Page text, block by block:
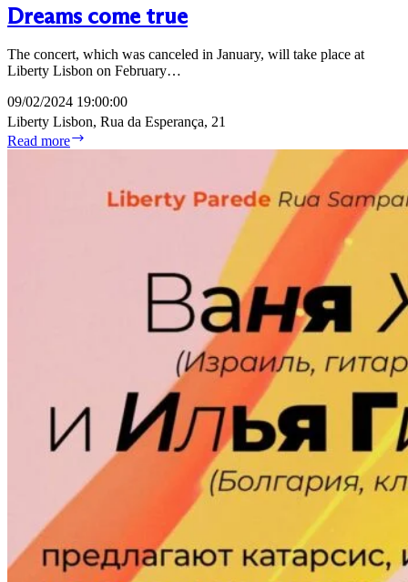
Dreams come true
The concert, which was canceled in January, will take place at
Liberty Lisbon on February…
09/02/2024 19:00:00
Liberty Lisbon, Rua da Esperança, 21
Read more
come